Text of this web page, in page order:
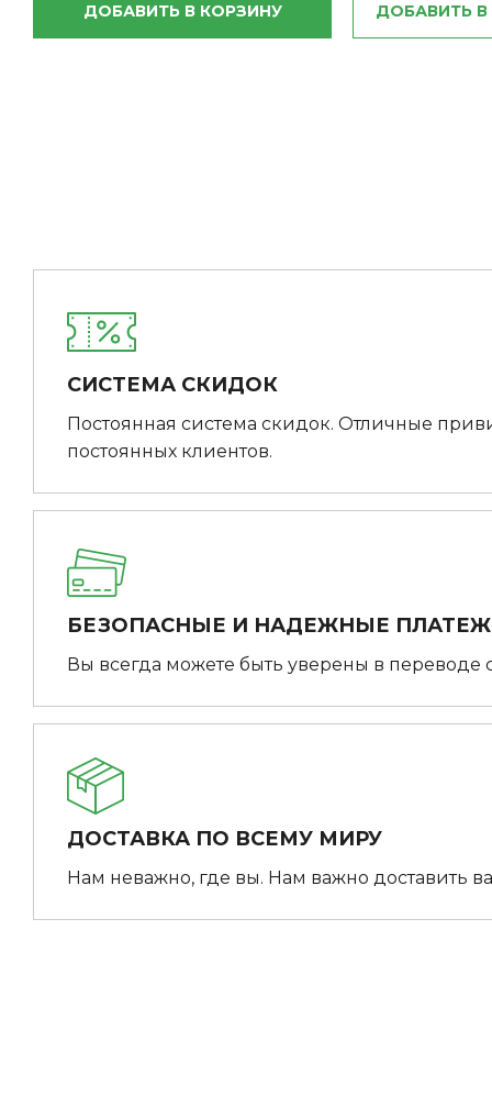
ДОБАВИТЬ В КОРЗИНУ ДОБАВИТЬ
СИСТЕМА СКИДОК
Постоянная система скидок. Отличные
постоянных клиентов.
БЕЗОПАСНЫЕ И НАДЕЖНЫЕ
Вы всегда можете быть уверены в переводе
ДОСТАВКА ПО ВСЕМУ МИРУ
Нам неважно, где вы. Нам важно доставить